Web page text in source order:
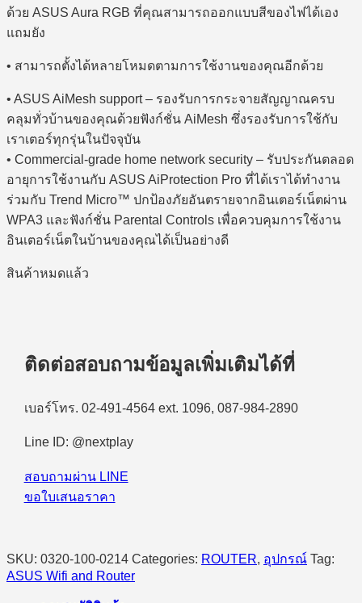
ด้วย ASUS Aura RGB ที่คุณสามารถออกแบบสีของไฟได้เอง
แถมยัง
• สามารถตั้งได้หลายโหมดตามการใช้งานของคุณอีกด้วย
• ASUS AiMesh support – รองรับการกระจายสัญญาณครบ
คลุมทั่วบ้านของคุณด้วยฟังก์ชั่น AiMesh ซึ่งรองรับการใช้กับ
เราเตอร์ทุกรุ่นในปัจจุบัน
• Commercial-grade home network security – รับประกันตลอด
อายุการใช้งานกับ ASUS AiProtection Pro ที่ได้เราได้ทำงาน
ร่วมกับ Trend Micro™ ปกป้องภัยอันตรายจากอินเตอร์เน็ตผ่าน
WPA3 และฟังก์ชั่น Parental Controls เพื่อควบคุมการใช้งาน
อินเตอร์เน็ตในบ้านของคุณได้เป็นอย่างดี
สินค้าหมดแล้ว
ติดต่อสอบถามข้อมูลเพิ่มเติมได้ที่
เบอร์โทร. 02-491-4564 ext. 1096, 087-984-2890
Line ID: @nextplay
สอบถามผ่าน LINE
ขอใบเสนอราคา
SKU: 0320-100-0214 Categories: ROUTER, อุปกรณ์ Tag:
ASUS Wifi and Router